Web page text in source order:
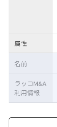
属性
名前
ラッコM&A
利用情報